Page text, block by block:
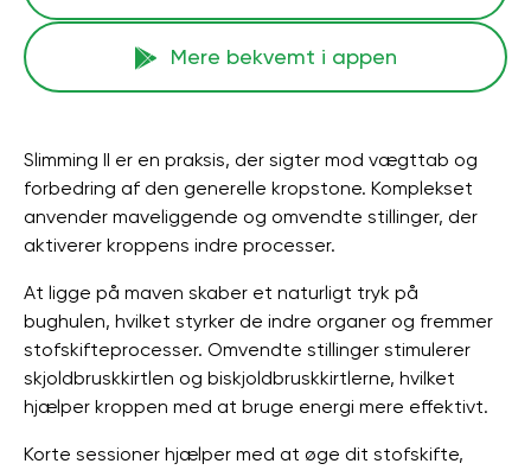
Mere bekvemt i appen
Slimming II er en praksis, der sigter mod vægttab og
forbedring af den generelle kropstone. Komplekset
anvender maveliggende og omvendte stillinger, der
aktiverer kroppens indre processer.
At ligge på maven skaber et naturligt tryk på
bughulen, hvilket styrker de indre organer og fremmer
stofskifteprocesser. Omvendte stillinger stimulerer
skjoldbruskkirtlen og biskjoldbruskkirtlerne, hvilket
hjælper kroppen med at bruge energi mere effektivt.
Korte sessioner hjælper med at øge dit stofskifte,